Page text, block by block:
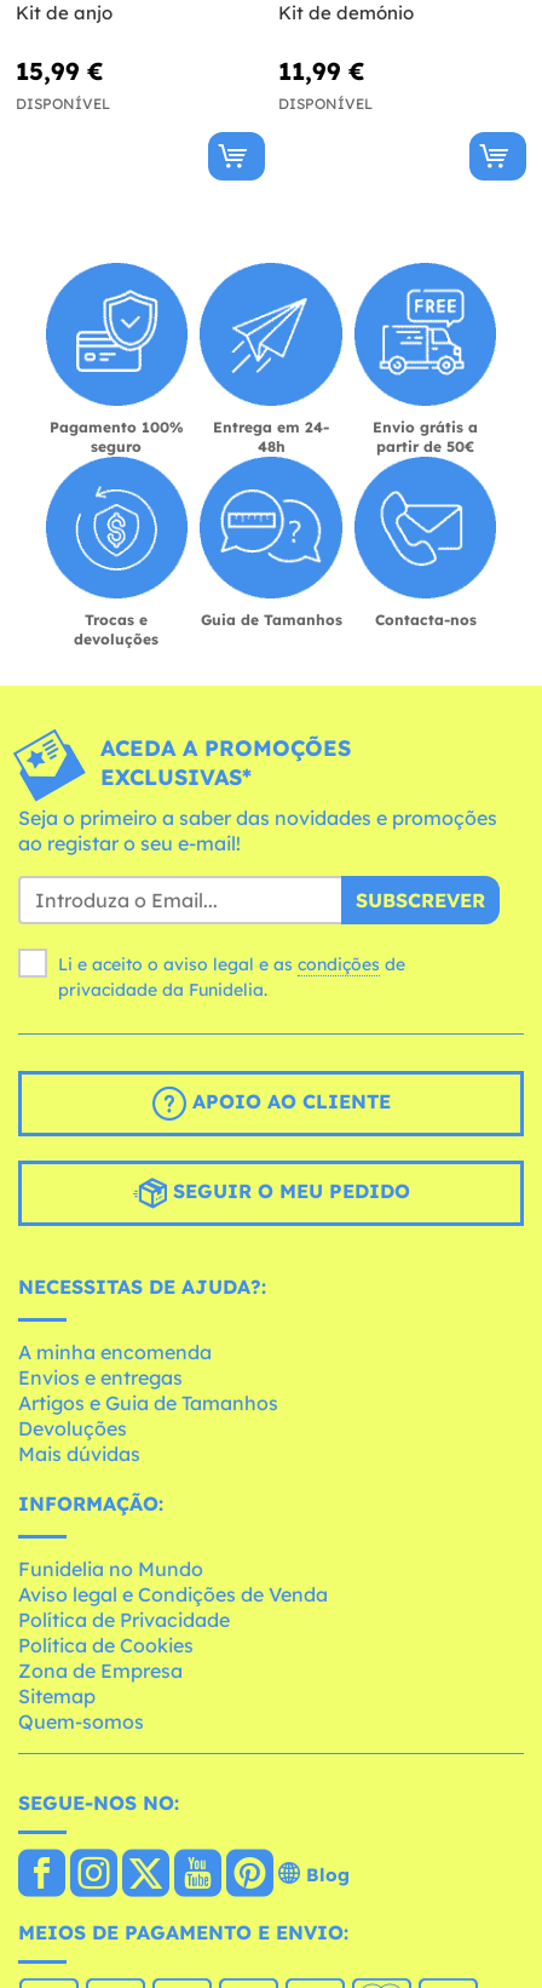
Kit de anjo
15,99 €
DISPONÍVEL
Kit de demónio
11,99 €
DISPONÍVEL
Pagamento 100%
seguro
Entrega em 24-
48h
Envio grátis a
partir de 50€
Trocas e
devoluções
Guia de Tamanhos Contacta-nos
ACEDA A PROMOÇÕES
EXCLUSIVAS*
Seja o primeiro a saber das novidades e promoções
ao registar o seu e-mail!
SUBSCREVER
Li e aceito o aviso legal e as condições
privacidade da Funidelia.
APOIO AO CLIENTE
SEGUIR O MEU PEDIDO
NECESSITAS DE AJUDA?:
A minha encomenda
Envios e entregas
Artigos e Guia de Tamanhos
Devoluções
Mais dúvidas
INFORMAÇÃO:
Funidelia no Mundo
Aviso legal e Condições de Venda
Política de Privacidade
Política de Cookies
Zona de Empresa
Sitemap
Quem-somos
SEGUE-NOS NO:
Blog
MEIOS DE PAGAMENTO E ENVIO: